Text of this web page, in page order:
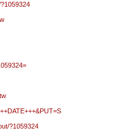
?1059324